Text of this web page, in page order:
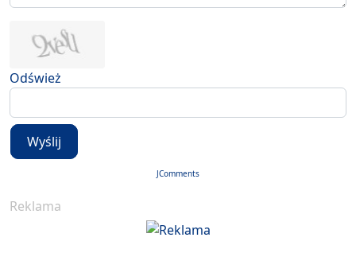
Odśwież
Wyślij
JComments
Reklama